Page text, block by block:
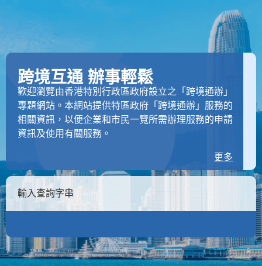
跨境互通 辦事輕鬆
歡迎瀏覽由香港特別行政區政府設立之「跨境通辦」
專題網站。本網站提供特區政府「跨境通辦」服務的
相關資訊，以便企業和市民一覽所需辦理服務的申請
資訊及使用有關服務。
更多